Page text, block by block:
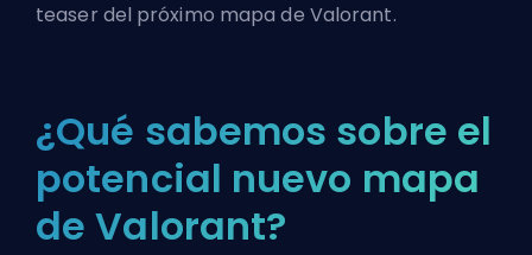
teaser del próximo mapa de Valorant.
¿Qué sabemos sobre el
potencial nuevo mapa
de Valorant?